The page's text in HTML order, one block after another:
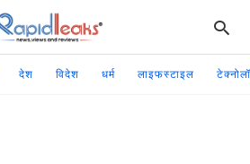
देश विदेश धर्म लाइफस्टाइल